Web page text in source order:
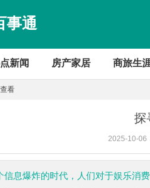
事通
新闻 房产家居 商旅生
查看
探
2025-10-06
信息爆炸的时代，人们对于娱乐消